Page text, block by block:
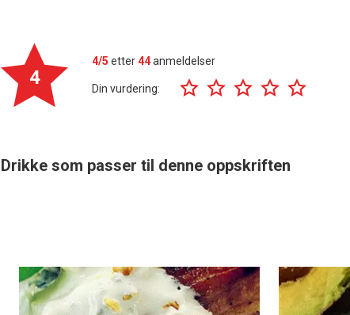
4
4/5 etter44anmeldelser
Din vurdering:
Drikke som passer til denne oppskriften